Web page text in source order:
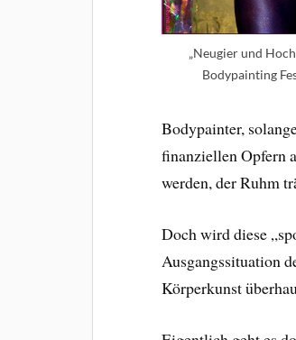
„Neugier und
Bodypainting
Bodypainter,
finanziellen Opfern
werden, der Ruhm
Doch wird diese
Ausgangssituation
Körperkunst